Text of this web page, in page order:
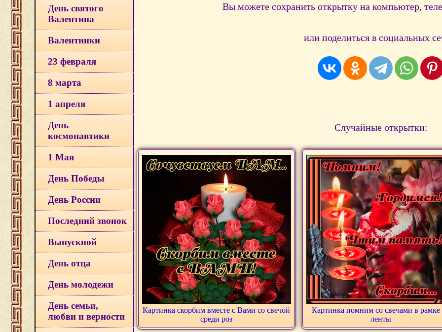
День святого
Валентина
Валентинки
23 февраля
8 марта
1 апреля
День
космонавтики
1 Мая
День Победы
День России
Последний звонок
Выпускной
День отца
День молодежи
День семьи,
любви и верности
Вы можете сохранить открытку на компьютер,
или поделиться в социальных
Случайные открытки:
Картинка скорбим вместе с Вами со свечой
среди роз
Картинка помним со свечами в рамке
ленты